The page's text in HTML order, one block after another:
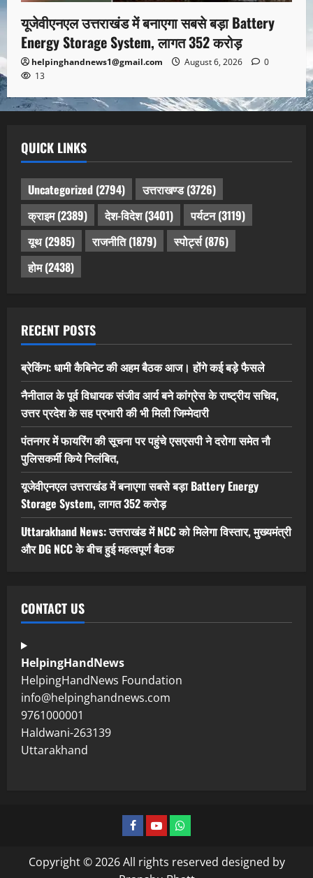
यूजेवीएनएल उत्तराखंड में बनाएगा सबसे बड़ा Battery
Energy Storage System, लागत 352 करोड़
helpinghandnews1@gmail.com August 6, 2026
0
13
QUICK LINKS
Uncategorized (2794) उत्तराखण्ड(3726)
क्राइम(2389) देश-विदेश(3401) पर्यटन(3119)
यूथ(2985) राजनीति(1879) स्पोर्ट्स(876)
होम(2438)
RECENT POSTS
ब्रेकिंग: धामी कैबिनेट की अहम बैठक आज। होंगे कई बड़े फैसले
नैनीताल के पूर्व विधायक संजीव आर्य बने कांग्रेस के राष्ट्रीय सचिव,
उत्तर प्रदेश के सह प्रभारी की भी मिली जिम्मेदारी
पंतनगर में फायरिंग की सूचना पर पहुंचे एसएसपी ने दरोगा समेत नौ
पुलिसकर्मी किये निलंबित,
यूजेवीएनएल उत्तराखंड में बनाएगा सबसे बड़ा Battery Energy
Storage System, लागत 352 करोड़
Uttarakhand News: उत्तराखंड में NCC को मिलेगा विस्तार, मुख्यमंत्री
और DG NCC के बीच हुई महत्वपूर्ण बैठक
CONTACT US
HelpingHandNews
HelpingHandNews Foundation
info@helpinghandnews.com
9761000001
Haldwani-263139
Uttarakhand
Copyright © 2026 All rights reserved designed by